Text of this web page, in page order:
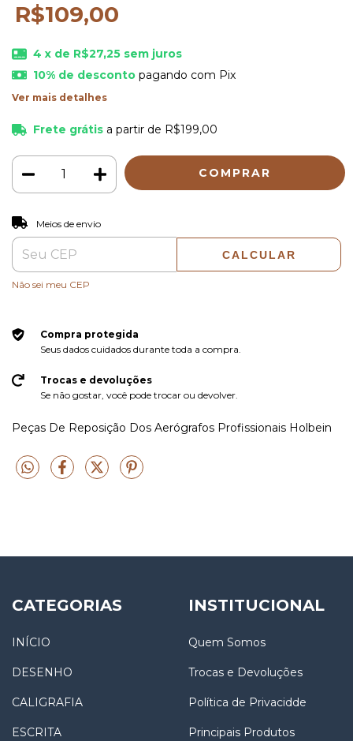
R$109,00
4 x de R$27,25 sem juros
10% de descontopagando com Pix
Ver mais detalhes
Frete grátis a partir de R$199,00
Entregas para o CEP:
Meios de envio
CALCULAR
Não sei meu CEP
Compra protegida
Seus dados cuidados durante toda a compra.
Trocas e devoluções
Se não gostar, você pode trocar ou devolver.
Peças De Reposição Dos Aerógrafos Profissionais Holbein
CATEGORIAS
INÍCIO
DESENHO
CALIGRAFIA
ESCRITA
INSTITUCIONAL
Quem Somos
Trocas e Devoluções
Política de Privacidde
Principais Produtos